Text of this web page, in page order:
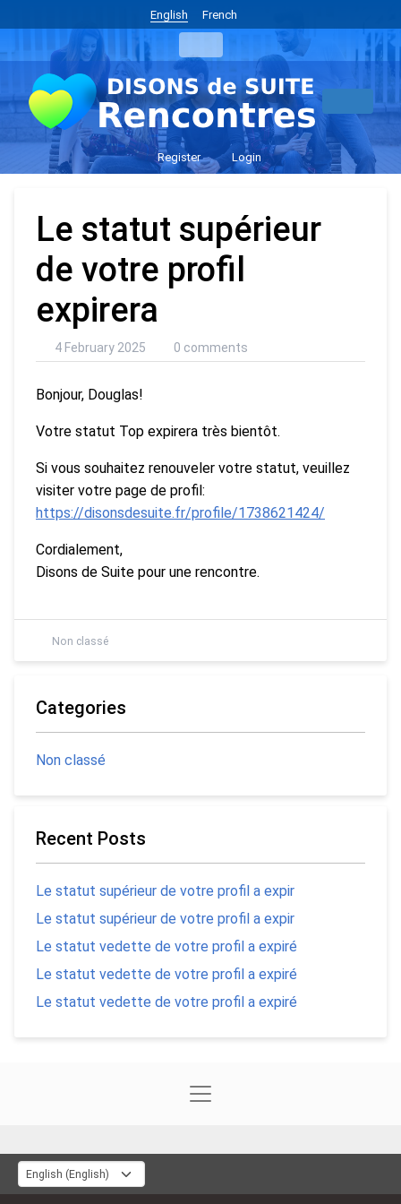
English French
Register Login
Le statut supérieur
de votre profil
expirera
4 February 2025 0 comments
Bonjour, Douglas!
Votre statut Top expirera très bientôt.
Si vous souhaitez renouveler votre statut, veuillez
visiter votre page de profil:
https://disonsdesuite.fr/profile/1738621424/
Cordialement,
Disons de Suite pour une rencontre.
Non classé
Categories
Non classé
Recent Posts
Le statut supérieur de votre profil a expir
Le statut supérieur de votre profil a expir
Le statut vedette de votre profil a expiré
Le statut vedette de votre profil a expiré
Le statut vedette de votre profil a expiré